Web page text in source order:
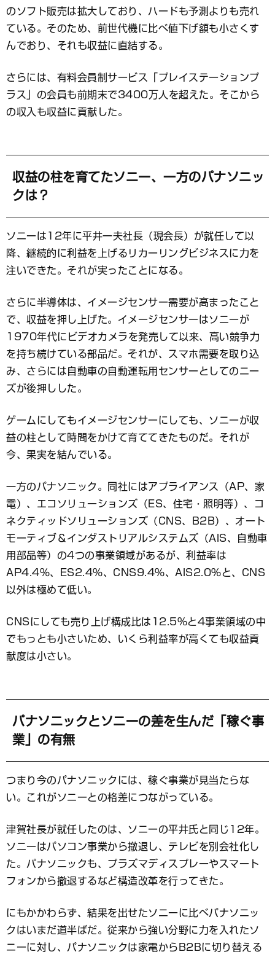
のソフト販売は拡大しており、ハードも予測よりも売れ
ている。そのため、前世代機に比べ値下げ額も小さくす
んでおり、それも収益に直結する。
さらには、有料会員制サービス「プレイステーションプ
ラス」の会員も前期末で3400万人を超えた。そこから
の収入も収益に貢献した。
収益の柱を育てたソニー、一方のパナソニッ
クは？
ソニーは12年に平井一夫社長（現会長）が就任して以
降、継続的に利益を上げるリカーリングビジネスに力を
注いできた。それが実ったことになる。
さらに半導体は、イメージセンサー需要が高まったこと
で、収益を押し上げた。イメージセンサーはソニーが
1970年代にビデオカメラを発売して以来、高い競争力
を持ち続けている部品だ。それが、スマホ需要を取り込
み、さらには自動車の自動運転用センサーとしてのニー
ズが後押しした。
ゲームにしてもイメージセンサーにしても、ソニーが収
益の柱として時間をかけて育ててきたものだ。それが
今、果実を結んでいる。
一方のパナソニック。同社にはアプライアンス（AP、家
電）、エコソリューションズ（ES、住宅・照明等）、コ
ネクティッドソリューションズ（CNS、B2B）、オート
モーティブ＆インダストリアルシステムズ（AIS、自動車
用部品等）の4つの事業領域があるが、利益率は
AP4.4％、ES2.4％、CNS9.4％、AIS2.0％と、CNS
以外は極めて低い。
CNSにしても売り上げ構成比は12.5％と4事業領域の中
でもっとも小さいため、いくら利益率が高くても収益貢
献度は小さい。
パナソニックとソニーの差を生んだ「稼ぐ事
業」の有無
つまり今のパナソニックには、稼ぐ事業が見当たらな
い。これがソニーとの格差につながっている。
津賀社長が就任したのは、ソニーの平井氏と同じ12年。
ソニーはパソコン事業から撤退し、テレビを別会社化し
た。パナソニックも、プラズマディスプレーやスマート
フォンから撤退するなど構造改革を行ってきた。
にもかかわらず、結果を出せたソニーに比べパナソニッ
クはいまだ道半ばだ。従来から強い分野に力を入れたソ
ニーに対し、パナソニックは家電からB2Bに切り替える